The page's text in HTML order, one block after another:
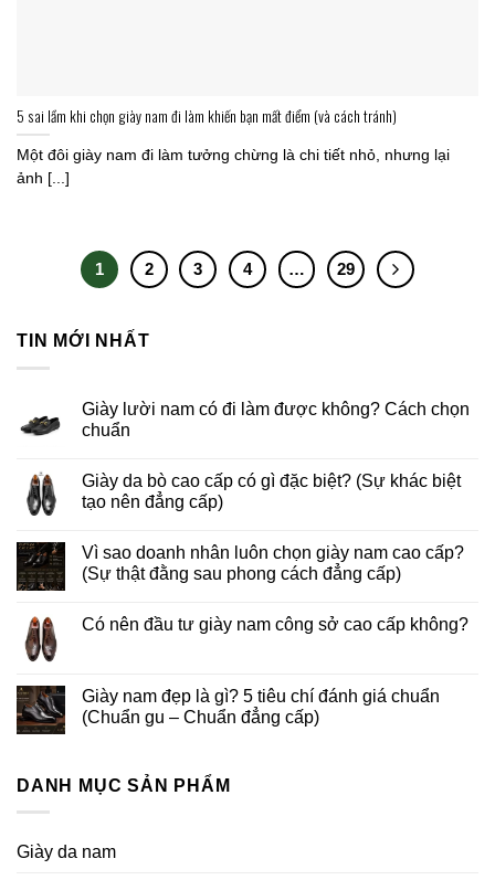
5 sai lầm khi chọn giày nam đi làm khiến bạn mất điểm (và cách tránh)
Một đôi giày nam đi làm tưởng chừng là chi tiết nhỏ, nhưng lại
ảnh [...]
1 2 3 4 … 29
TIN MỚI NHẤT
Giày lười nam có đi làm được không? Cách chọn
chuẩn
Giày da bò cao cấp có gì đặc biệt? (Sự khác biệt
tạo nên đẳng cấp)
Vì sao doanh nhân luôn chọn giày nam cao cấp?
(Sự thật đằng sau phong cách đẳng cấp)
Có nên đầu tư giày nam công sở cao cấp không?
Giày nam đẹp là gì? 5 tiêu chí đánh giá chuẩn
(Chuẩn gu – Chuẩn đẳng cấp)
DANH MỤC SẢN PHẨM
Giày da nam